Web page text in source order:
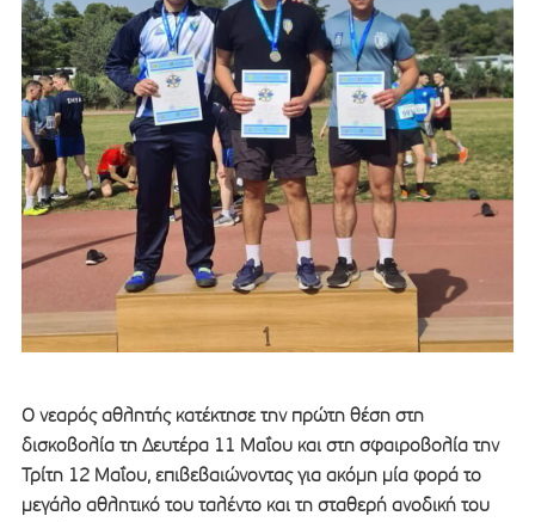
Ο νεαρός αθλητής κατέκτησε την πρώτη θέση στη
δισκοβολία τη Δευτέρα 11 Μαΐου και στη σφαιροβολία την
Τρίτη 12 Μαΐου, επιβεβαιώνοντας για ακόμη μία φορά το
μεγάλο αθλητικό του ταλέντο και τη σταθερή ανοδική του